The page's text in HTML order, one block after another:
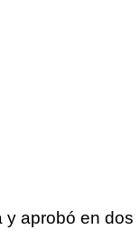
y aprobó en dos